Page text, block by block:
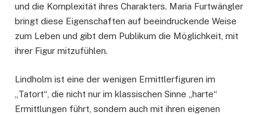
und die Komplexität ihres Charakters. Maria Furtwängler
bringt diese Eigenschaften auf beeindruckende Weise
zum Leben und gibt dem Publikum die Möglichkeit, mit
ihrer Figur mitzufühlen.
Lindholm ist eine der wenigen Ermittlerfiguren im
„Tatort“, die nicht nur im klassischen Sinne „harte“
Ermittlungen führt, sondern auch mit ihren eigenen